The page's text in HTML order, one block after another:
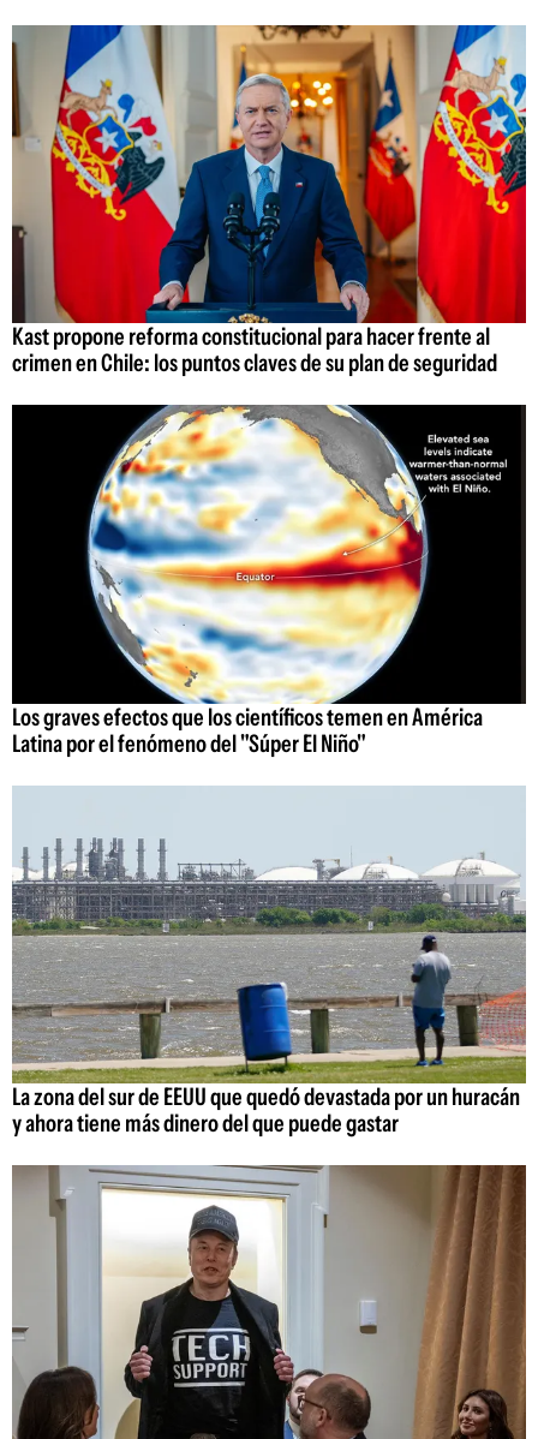
Kast propone reforma constitucional para hacer frente al
crimen en Chile: los puntos claves de su plan de seguridad
Los graves efectos que los científicos temen en América
Latina por el fenómeno del "Súper El Niño"
La zona del sur de EEUU que quedó devastada por un huracán
y ahora tiene más dinero del que puede gastar